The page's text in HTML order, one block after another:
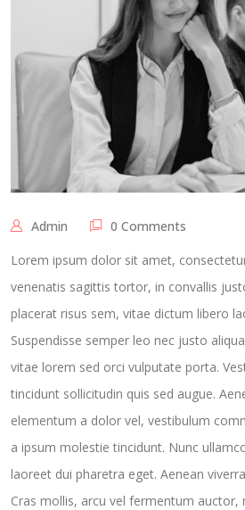
Admin
0 Comments
Lorem ipsum dolor sit amet,
venenatis sagittis tortor, in convallis
placerat risus sem, vitae dictum libero
Suspendisse semper leo nec justo
vitae lorem sed orci vulputate porta.
tincidunt sollicitudin quis sed augue.
elementum a dolor vel, vestibulum
a ipsum molestie tincidunt. Nunc
laoreet dui pharetra eget. Aenean
Cras mollis, arcu vel fermentum auctor,